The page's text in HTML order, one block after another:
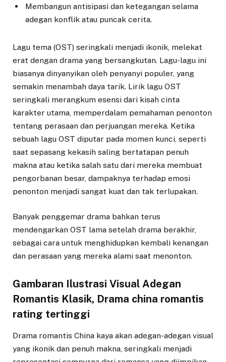
Membangun antisipasi dan ketegangan selama
adegan konflik atau puncak cerita.
Lagu tema (OST) seringkali menjadi ikonik, melekat
erat dengan drama yang bersangkutan. Lagu-lagu ini
biasanya dinyanyikan oleh penyanyi populer, yang
semakin menambah daya tarik. Lirik lagu OST
seringkali merangkum esensi dari kisah cinta
karakter utama, memperdalam pemahaman penonton
tentang perasaan dan perjuangan mereka. Ketika
sebuah lagu OST diputar pada momen kunci, seperti
saat sepasang kekasih saling bertatapan penuh
makna atau ketika salah satu dari mereka membuat
pengorbanan besar, dampaknya terhadap emosi
penonton menjadi sangat kuat dan tak terlupakan.
Banyak penggemar drama bahkan terus
mendengarkan OST lama setelah drama berakhir,
sebagai cara untuk menghidupkan kembali kenangan
dan perasaan yang mereka alami saat menonton.
Gambaran Ilustrasi Visual Adegan
Romantis Klasik, Drama china romantis
rating tertinggi
Drama romantis China kaya akan adegan-adegan visual
yang ikonik dan penuh makna, seringkali menjadi